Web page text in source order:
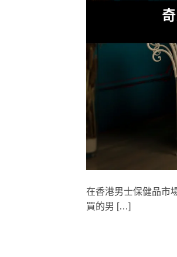
在香港男士保健品市
買的男 […]